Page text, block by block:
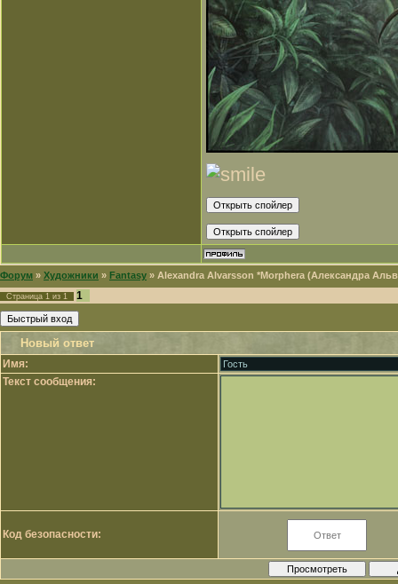
Форум » Художники » Fantasy » Alexandra Alvarsson *Morphera (Александра
Страница 1 из 1 1
Новый ответ
Имя:
Текст сообщения:
Код безопасности: